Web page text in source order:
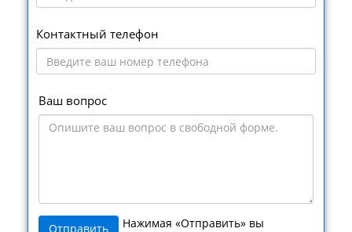
Контактный телефон
Ваш вопрос
Нажимая «Отправить» вы